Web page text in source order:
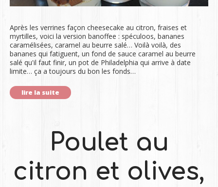
Après les verrines façon cheesecake au citron, fraises et
myrtilles, voici la version banoffee : spéculoos, bananes
caramélisées, caramel au beurre salé… Voilà voilà, des
bananes qui fatiguent, un fond de sauce caramel au beurre
salé qu'il faut finir, un pot de Philadelphia qui arrive à date
limite… ça a toujours du bon les fonds…
lire la suite
Poulet au
citron et olives,